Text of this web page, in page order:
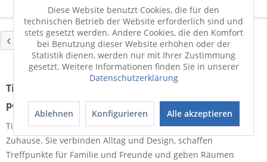
22 von20
Tische von OSTERMANN – funktional, stilvoll &
perfekt für jeden Wohnbereich
Tische gehören zu den zentralen Möbelstücken in jedem
Zuhause. Sie verbinden Alltag und Design, schaffen
Treffpunkte für Familie und Freunde und geben Räumen
Diese Website benutzt Cookies, die für den
technischen Betrieb der Website erforderlich sind und
stets gesetzt werden. Andere Cookies, die den Komfort
bei Benutzung dieser Website erhöhen oder der
Statistik dienen, werden nur mit Ihrer Zustimmung
gesetzt. Weitere Informationen finden Sie in unserer
Datenschutzerklärung
Ablehnen Konfigurieren Alle akzeptieren